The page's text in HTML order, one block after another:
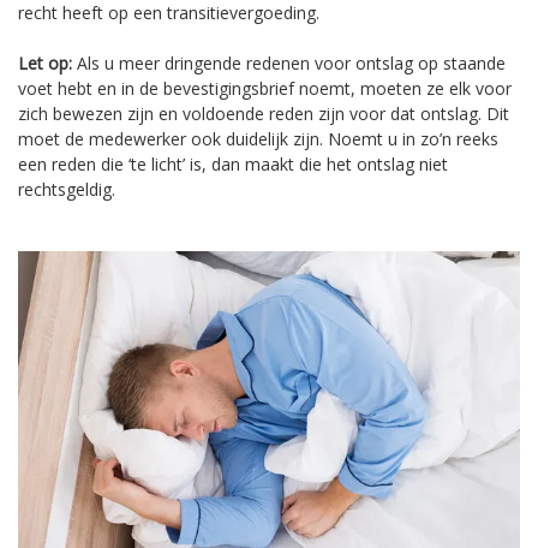
recht heeft op een transitievergoeding.
Let op: Als u meer dringende redenen voor ontslag op staande
voet hebt en in de bevestigingsbrief noemt, moeten ze elk voor
zich bewezen zijn en voldoende reden zijn voor dat ontslag. Dit
moet de medewerker ook duidelijk zijn. Noemt u in zo’n reeks
een reden die ‘te licht’ is, dan maakt die het ontslag niet
rechtsgeldig.